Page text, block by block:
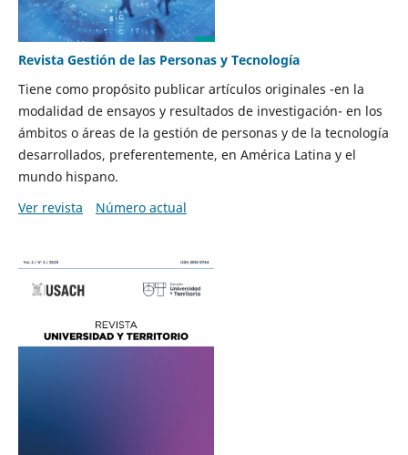
Revista Gestión de las Personas y Tecnología
Tiene como propósito publicar artículos originales -en la
modalidad de ensayos y resultados de investigación- en los
ámbitos o áreas de la gestión de personas y de la tecnología
desarrollados, preferentemente, en América Latina y el
mundo hispano.
Ver revista
Número actual